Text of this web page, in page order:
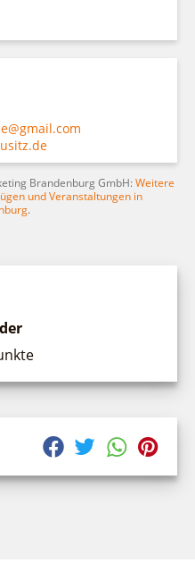
Brandenburg GmbH:Weitere
und Veranstaltungen in
.